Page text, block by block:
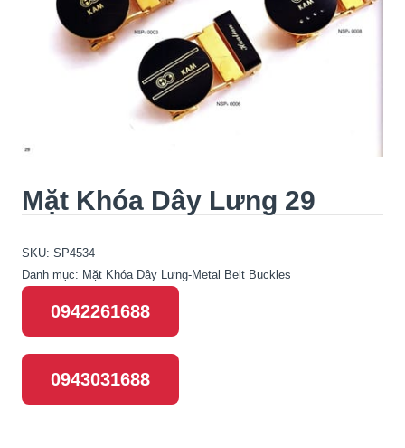
Mặt Khóa Dây Lưng 29
SKU: SP4534
Danh mục: Mặt Khóa Dây Lưng-Metal Belt Buckles
0942261688
0943031688